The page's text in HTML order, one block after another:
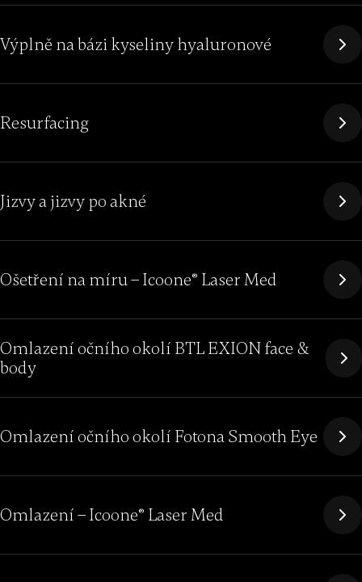
Výplně na bázi kyseliny hyaluronové
Resurfacing
Jizvy a jizvy po akné
Ošetření na míru – Icoone® Laser Med
Omlazení očního okolí BTL EXION face &
body
Omlazení očního okolí Fotona Smooth Eye
Omlazení – Icoone® Laser Med